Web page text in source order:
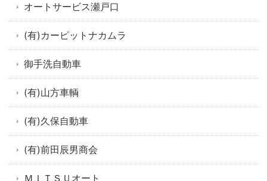
オートサービス瀬戸口
(有)カーピットナカムラ
御手洗自動車
(有)山方車輌
(有)久保自動車
(有)前田辰男商会
ＭＩＴＳＵオート